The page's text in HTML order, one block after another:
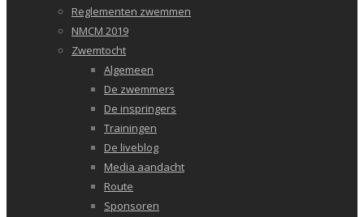
Reglementen zwemmen
NMCM 2019
Zwemtocht
Algemeen
De zwemmers
De inspringers
Trainingen
De liveblog
Media aandacht
Route
Sponsoren